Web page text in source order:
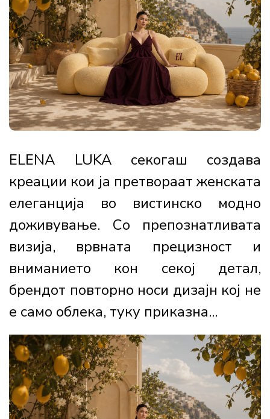
ELENA LUKA секогаш создава
креации кои ја претвораат женската
елеганција во вистинско модно
доживување. Со препознатливата
визија, врвната прецизност и
вниманието кон секој детал,
брендот повторно носи дизајн кој не
е само облека, туку приказна...